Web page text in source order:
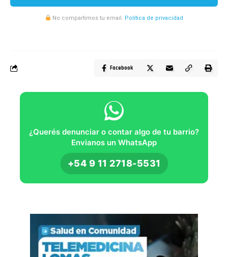
No compartimos tu email. Politica de privacidad
Facebook
¿Querés denunciar o contar algo de tu barrio?
Envianos un WhatsApp
+54 9 11 2718-5531